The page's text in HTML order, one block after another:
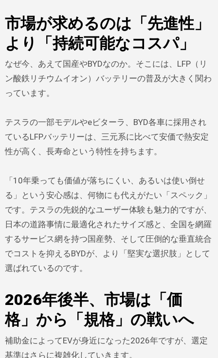
市場が求めるのは「先進性」
より「持続可能なコスパ」
なぜ今、あえて国産やBYDなのか。そこには、LFP（リ
ン酸鉄リチウムイオン）バッテリーの普及が大きく関わ
っています。
テスラの一部モデルやeビターラ、BYD各車に採用され
ているLFPバッテリーは、三元系に比べて安価で熱安定
性が高く、長寿命という特性を持ちます。
「10年乗っても価値が落ちにくい、あるいは使い倒せ
る」という安心感は、何物にも代えがたい「スペック」
です。テスラの先鋭的なユーザー体験も魅力的ですが、
日本の道路事情に最適化されたサイズ感と、全国を網羅
するサービス網を持つ国産勢、そして圧倒的な垂直統合
でコストを抑えるBYDが、より「堅実な選択肢」として
選ばれているのです。
2026年後半、市場は「価
格」から「規格」の戦いへ
補助金によってEVが身近になった2026年ですが、選定
基準はさらに複雑化していきます。